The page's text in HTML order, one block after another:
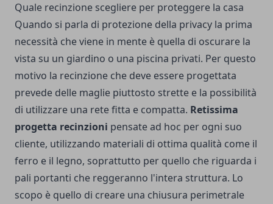
Quale recinzione scegliere per proteggere la casa
Quando si parla di protezione della privacy la prima
necessità che viene in mente è quella di oscurare la
vista su un giardino o una piscina privati. Per questo
motivo la recinzione che deve essere progettata
prevede delle maglie piuttosto strette e la possibilità
di utilizzare una rete fitta e compatta. Retissima
progetta recinzioni pensate ad hoc per ogni suo
cliente, utilizzando materiali di ottima qualità come il
ferro e il legno, soprattutto per quello che riguarda i
pali portanti che reggeranno l'intera struttura. Lo
scopo è quello di creare una chiusura perimetrale